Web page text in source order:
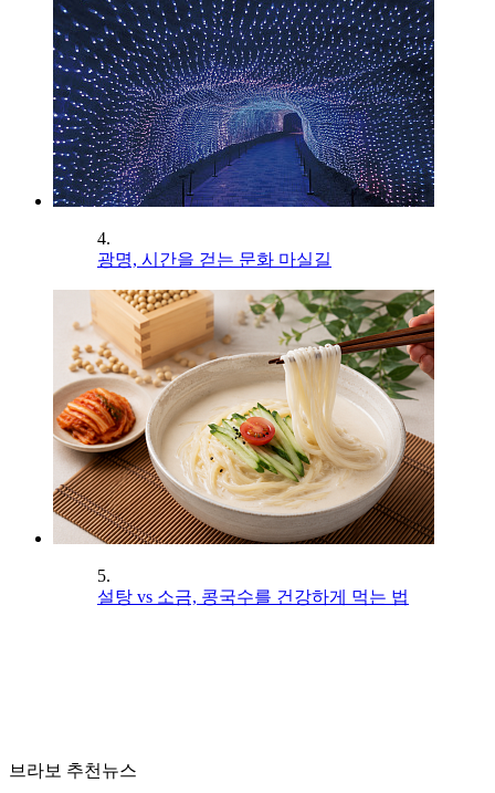
4.
광명, 시간을 걷는 문화 마실길
5.
설탕 vs 소금, 콩국수를 건강하게 먹는 법
브라보 추천뉴스